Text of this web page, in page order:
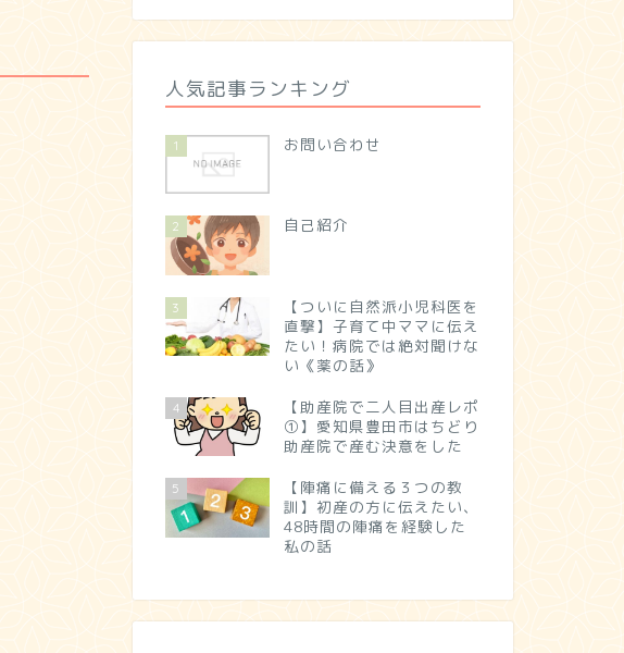
人気記事ランキング
1 お問い合わせ
2 自己紹介
3
【ついに自然派小児科医を
直撃】子育て中ママに伝え
たい！病院では絶対聞けな
い《薬の話》
4
【助産院で二人目出産レポ
①】愛知県豊田市はちどり
助産院で産む決意をした
5
【陣痛に備える３つの教
訓】初産の方に伝えたい、
48時間の陣痛を経験した
私の話